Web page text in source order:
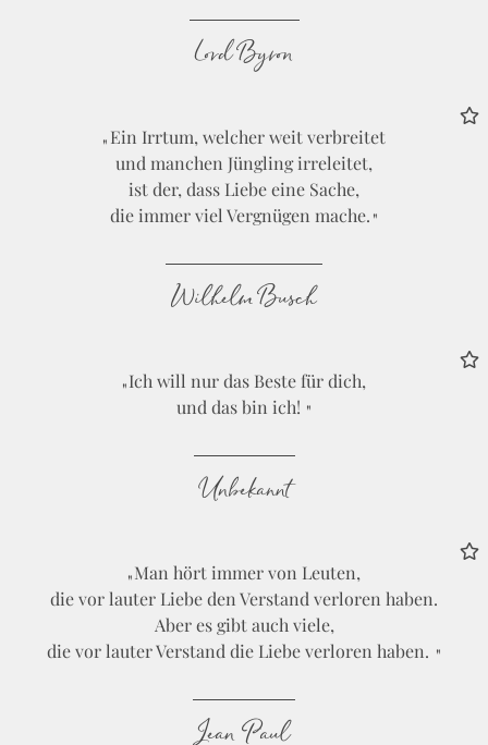
Lord Byron
Ein Irrtum, welcher weit verbreitet
und manchen Jüngling irreleitet,
ist der, dass Liebe eine Sache,
die immer viel Vergnügen mache.
Wilhelm Busch
Ich will nur das Beste für dich,
und das bin ich!
Unbekannt
Man hört immer von Leuten,
die vor lauter Liebe den Verstand verloren haben.
Aber es gibt auch viele,
die vor lauter Verstand die Liebe verloren haben.
Jean Paul